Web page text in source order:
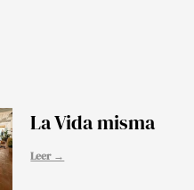
La Vida misma
Leer →